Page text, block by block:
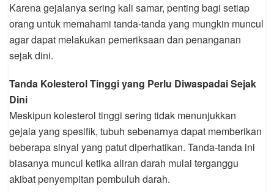
Karena gejalanya sering kali samar, penting bagi setiap
orang untuk memahami tanda-tanda yang mungkin muncul
agar dapat melakukan pemeriksaan dan penanganan
sejak dini.
Tanda Kolesterol Tinggi yang Perlu Diwaspadai Sejak
Dini
Meskipun kolesterol tinggi sering tidak menunjukkan
gejala yang spesifik, tubuh sebenarnya dapat memberikan
beberapa sinyal yang patut diperhatikan. Tanda-tanda ini
biasanya muncul ketika aliran darah mulai terganggu
akibat penyempitan pembuluh darah.